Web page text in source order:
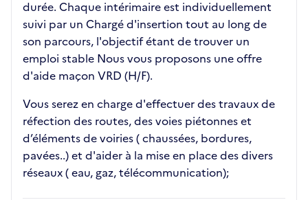
durée. Chaque intérimaire est individuellement
suivi par un Chargé d'insertion tout au long de
son parcours, l'objectif étant de trouver un
emploi stable Nous vous proposons une offre
d'aide maçon VRD (H/F).
Vous serez en charge d'effectuer des travaux de
réfection des routes, des voies piétonnes et
d’éléments de voiries ( chaussées, bordures,
pavées..) et d'aider à la mise en place des divers
réseaux ( eau, gaz, télécommunication);